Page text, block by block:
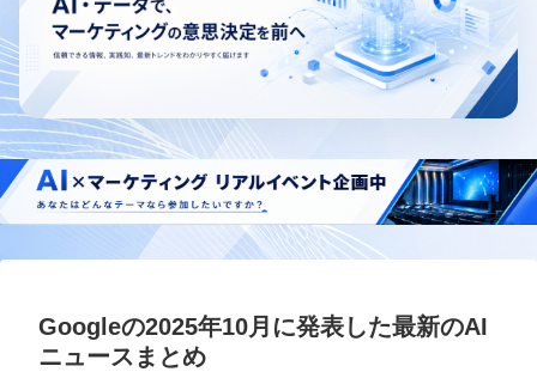
Googleの2025年10月に発表した最新のAI
ニュースまとめ